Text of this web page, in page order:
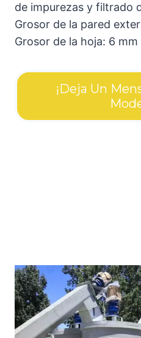
de impurezas y filtrado
Grosor de la pared
Grosor de la hoja: 6 mm
¡Deja Un